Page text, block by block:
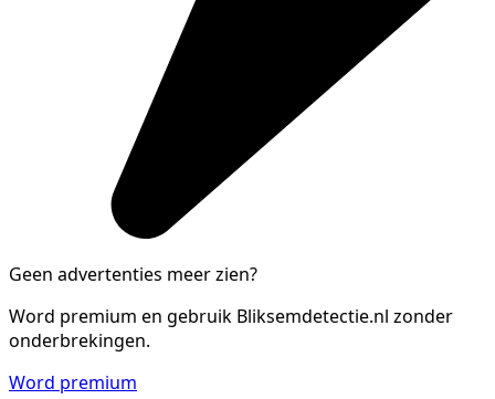
Geen advertenties meer zien?
Word premium en gebruik Bliksemdetectie.nl zonder
onderbrekingen.
Word premium